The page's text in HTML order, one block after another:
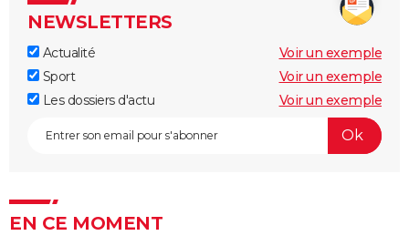
NEWSLETTERS
Actualité
Voir un exemple
Sport
Voir un exemple
Les dossiers d'actu
Voir un exemple
EN CE MOMENT